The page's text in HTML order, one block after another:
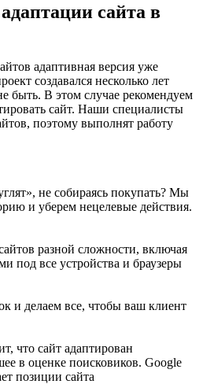
сайта в
адаптивная версия уже
создавался несколько лет
быть. В этом случае рекомендуем
сайт. Наши специалисты
поэтому выполнят работу
не собираясь покупать? Мы
и уберем нецелевые действия.
разной сложности, включая
под все устройства и браузеры
и делаем все, чтобы ваш клиент
что сайт адаптирован
в оценке поисковиков. Google
позиции сайта